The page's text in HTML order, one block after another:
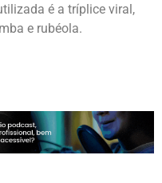
é a tríplice viral,
e rubéola.